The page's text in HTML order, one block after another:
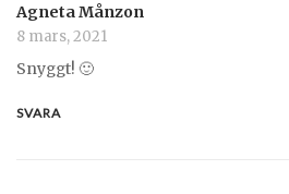
Agneta Månzon
8 mars, 2021
Snyggt! 🙂
SVARA